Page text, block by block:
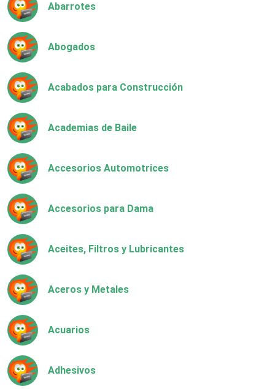
Abarrotes
Abogados
Acabados para Construcción
Academias de Baile
Accesorios Automotrices
Accesorios para Dama
Aceites, Filtros y Lubricantes
Aceros y Metales
Acuarios
Adhesivos